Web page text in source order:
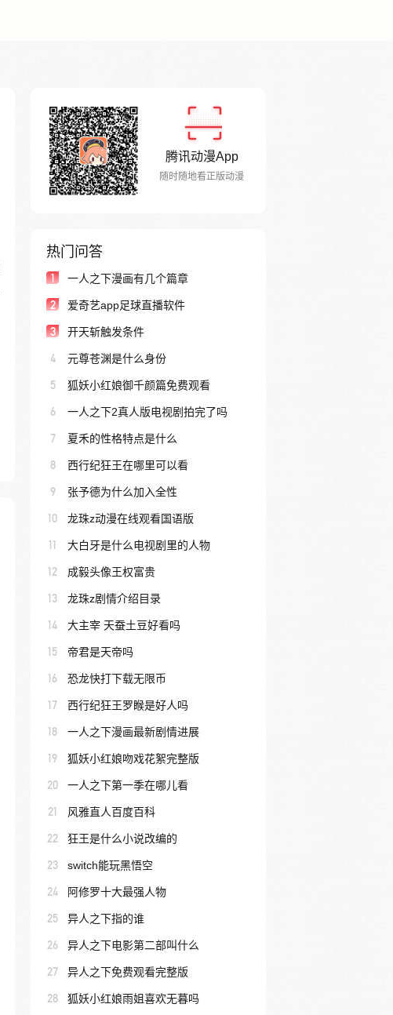
腾讯动漫App
随时随地看正版动漫
热门问答
1 一人之下漫画有几个篇章
2 爱奇艺app足球直播软件
3 开天斩触发条件
4 元尊苍渊是什么身份
5 狐妖小红娘御千颜篇免费观看
6 一人之下2真人版电视剧拍完了吗
7 夏禾的性格特点是什么
8 西行纪狂王在哪里可以看
9 张予德为什么加入全性
10 龙珠z动漫在线观看国语版
11 大白牙是什么电视剧里的人物
12 成毅头像王权富贵
13 龙珠z剧情介绍目录
14 大主宰 天蚕土豆好看吗
15 帝君是天帝吗
16 恐龙快打下载无限币
17 西行纪狂王罗睺是好人吗
18 一人之下漫画最新剧情进展
19 狐妖小红娘吻戏花絮完整版
20 一人之下第一季在哪儿看
21 风雅直人百度百科
22 狂王是什么小说改编的
23 switch能玩黑悟空
24 阿修罗十大最强人物
25 异人之下指的谁
26 异人之下电影第二部叫什么
27 异人之下免费观看完整版
28 狐妖小红娘雨姐喜欢无暮吗